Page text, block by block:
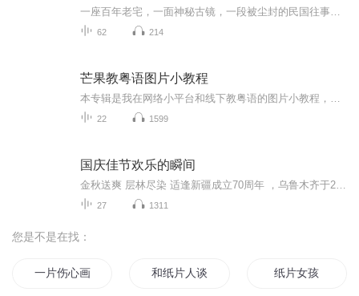
62 214
芒果教粤语图片小教程
22 1599
国庆佳节欢乐的瞬间
27 1311
您是不是在找：
一片伤心画不成 和纸片人谈恋爱 纸片女孩